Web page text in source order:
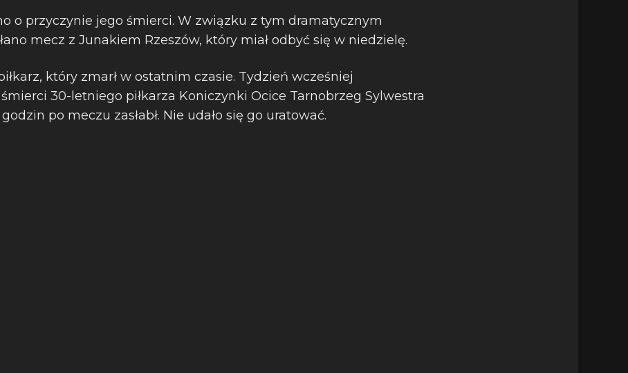
o przyczynie jego śmierci. W związku z tym dramatycznym
mecz z Junakiem Rzeszów, który miał odbyć się w niedzielę.
który zmarł w ostatnim czasie. Tydzień wcześniej
30-letniego piłkarza Koniczynki Ocice Tarnobrzeg Sylwestra
po meczu zasłabł. Nie udało się go uratować.